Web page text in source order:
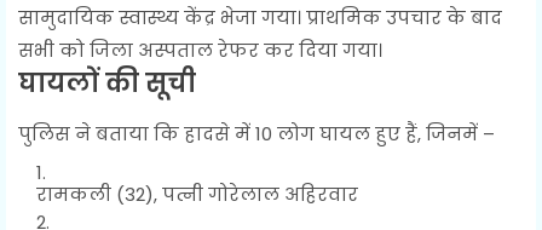
सामुदायिक स्वास्थ्य केंद्र भेजा गया। प्राथमिक उपचार के बाद
सभी को जिला अस्पताल रेफर कर दिया गया।
घायलों की सूची
पुलिस ने बताया कि हादसे में 10 लोग घायल हुए हैं, जिनमें –
रामकली (32), पत्नी गोरेलाल अहिरवार